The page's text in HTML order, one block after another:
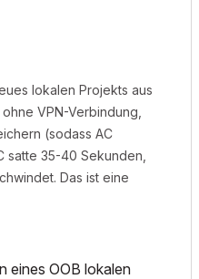
lokalen Projekts aus
VPN-Verbindung,
(sodass AC
satte 35-40 Sekunden,
Das ist eine
eines OOB lokalen